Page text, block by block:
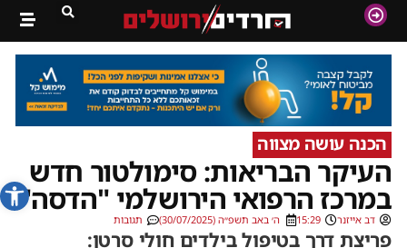
פתח
הכנה עושה מצווה
העיקר הבריאות: סימולטור חדש
במרכז הרפואי הירושלמי "הדסה"
דב אייזנר 15:29 ה׳ באב תשפ״ה (30/07/2025) תגובות
פריצת דרך בטיפול בילדים חולי סרטן: